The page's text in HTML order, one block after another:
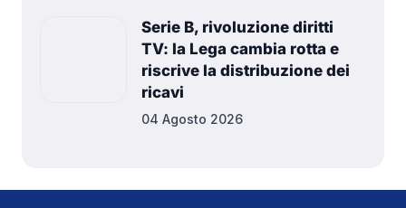
Serie B, rivoluzione diritti
TV: la Lega cambia rotta e
riscrive la distribuzione dei
ricavi
04 Agosto 2026